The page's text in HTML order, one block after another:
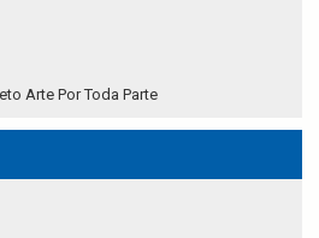
Arte Por Toda Parte